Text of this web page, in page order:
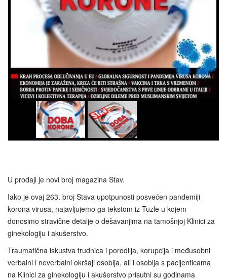
U prodaji je novi broj magazina Stav.
Iako je ovaj 263. broj Stava upotpunosti posvećen pandemiji
korona virusa, najavljujemo ga tekstom iz Tuzle u kojem
donosimo stravične detalje o dešavanjima na tamošnjoj Klinici za
ginekologiju i akušerstvo.
Traumatična iskustva trudnica i porodilja, korupcija i međusobni
verbalni i neverbalni okršaji osoblja, ali i osoblja s pacijenticama
na Klinici za ginekologiju i akušerstvo prisutni su godinama